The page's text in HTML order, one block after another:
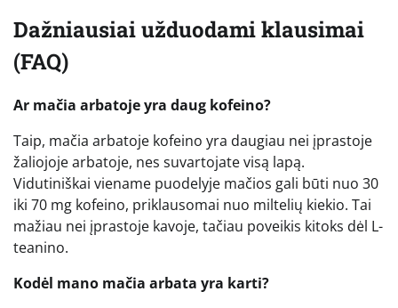
Dažniausiai užduodami klausimai
(FAQ)
Ar mačia arbatoje yra daug kofeino?
Taip, mačia arbatoje kofeino yra daugiau nei įprastoje
žaliojoje arbatoje, nes suvartojate visą lapą.
Vidutiniškai viename puodelyje mačios gali būti nuo 30
iki 70 mg kofeino, priklausomai nuo miltelių kiekio. Tai
mažiau nei įprastoje kavoje, tačiau poveikis kitoks dėl L-
teanino.
Kodėl mano mačia arbata yra karti?